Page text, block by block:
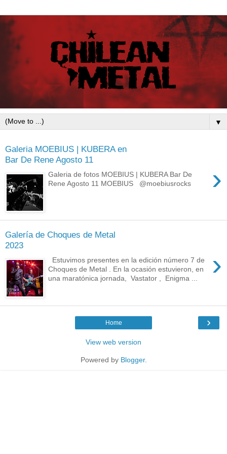
▼
Galeria MOEBIUS | KUBERA en
Bar De Rene Agosto 11
›
Galeria de fotos MOEBIUS | KUBERA Bar De
Rene Agosto 11 MOEBIUS @moebiusrocks
Galería de Choques de Metal
2023
›
Estuvimos presentes en la edición número 7 de
Choques de Metal . En la ocasión estuvieron, en
una maratónica jornada, Vastator , Enigma ...
›
Home
View web version
Powered by Blogger.